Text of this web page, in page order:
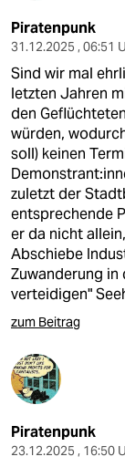
Piratenpunk
31.12.2025 , 06:51
Sind wir mal
letzten Jahren
den
würden,
soll) keinen
zuletzt der
entsprechende
er da nicht
Abschiebe
Zuwanderung in
verteidigen"
zum Beitrag
Piratenpunk
23.12.2025 , 16:50